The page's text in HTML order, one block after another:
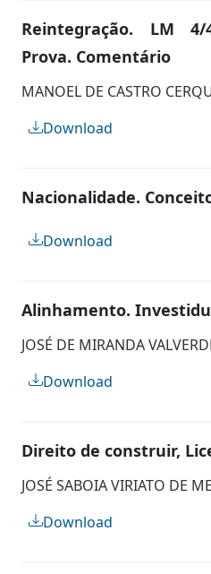
Reintegração. LM
Prova. Comentário
MANOEL DE CASTRO
Download
Nacionalidade.
Download
Alinhamento.
JOSÉ DE MIRANDA
Download
Direito de construir,
JOSÉ SABOIA VIRIATO DE
Download